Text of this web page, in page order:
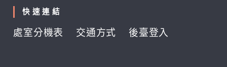
快速連結
處室分機表 交通方式 後臺登入